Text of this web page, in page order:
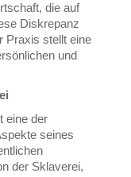
die auf
Diskrepanz
Praxis stellt eine
und
eine der
seines
der Sklaverei,